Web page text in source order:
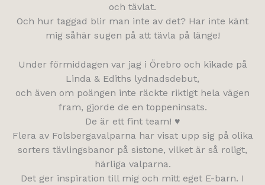
och tävlat.
Och hur taggad blir man inte av det? Har inte känt
mig såhär sugen på att tävla på länge!
Under förmiddagen var jag i Örebro och kikade på
Linda & Ediths lydnadsdebut,
och även om poängen inte räckte riktigt hela vägen
fram, gjorde de en toppeninsats.
De är ett fint team! ♥
Flera av Folsbergavalparna har visat upp sig på olika
sorters tävlingsbanor på sistone, vilket är så roligt,
härliga valparna.
Det ger inspiration till mig och mitt eget E-barn. I